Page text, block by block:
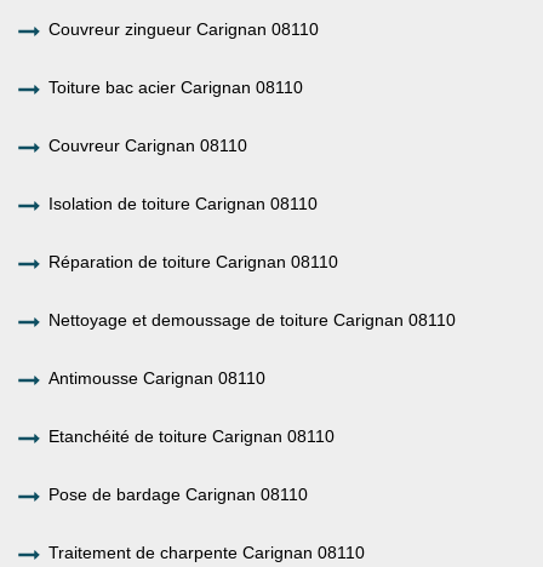
Couvreur zingueur Carignan 08110
Toiture bac acier Carignan 08110
Couvreur Carignan 08110
Isolation de toiture Carignan 08110
Réparation de toiture Carignan 08110
Nettoyage et demoussage de toiture Carignan 08110
Antimousse Carignan 08110
Etanchéité de toiture Carignan 08110
Pose de bardage Carignan 08110
Traitement de charpente Carignan 08110